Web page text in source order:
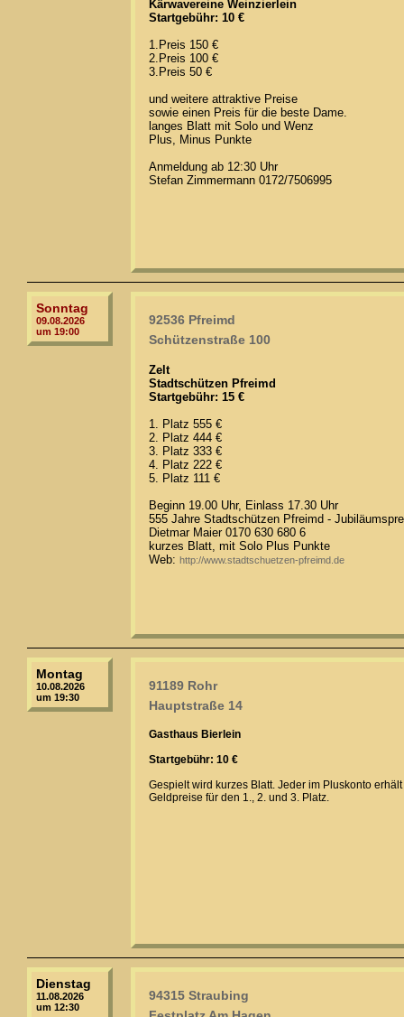
Kärwavereine Weinzierlein
Startgebühr: 10 €
1.Preis 150 €
2.Preis 100 €
3.Preis 50 €
und weitere attraktive Preise
sowie einen Preis für die beste Dame.
langes Blatt mit Solo und Wenz
Plus, Minus Punkte
Anmeldung ab 12:30 Uhr
Stefan Zimmermann 0172/7506995
Sonntag
09.08.2026
um 19:00
92536 Pfreimd
Schützenstraße 100
Zelt
Stadtschützen Pfreimd
Startgebühr: 15 €
1. Platz 555 €
2. Platz 444 €
3. Platz 333 €
4. Platz 222 €
5. Platz 111 €
Beginn 19.00 Uhr, Einlass 17.30 Uhr
555 Jahre Stadtschützen Pfreimd -
Dietmar Maier 0170 630 680 6
kurzes Blatt, mit Solo Plus Punkte
Web: http://www.stadtschuetzen-pfreimd.de
Montag
10.08.2026
um 19:30
91189 Rohr
Hauptstraße 14
Gasthaus Bierlein
Startgebühr: 10 €
Gespielt wird kurzes Blatt. Jeder im Pluskonto
Geldpreise für den 1., 2. und 3. Platz.
Dienstag
11.08.2026
um 12:30
94315 Straubing